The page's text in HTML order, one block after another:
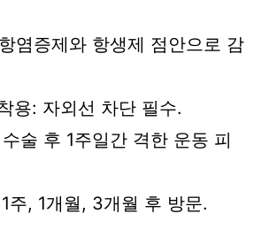
염증제와 항생제 점안으로 감
용: 자외선 차단 필수.
술 후 1주일간 격한 운동 피
주, 1개월, 3개월 후 방문.